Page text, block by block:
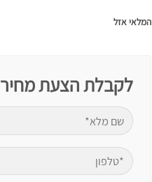
המלאי אזל
לקבלת הצעת מחיר